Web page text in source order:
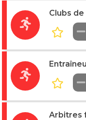
Clubs
Arbitres